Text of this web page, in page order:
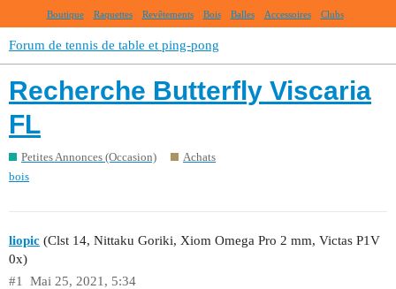
Boutique Raquettes Revêtements Bois Balles Accessoires Clubs
Forum de tennis de table et ping-pong
Recherche Butterfly Viscaria
FL
Petites Annonces (Occasion)
Achats
bois
liopic (Clst 14, Nittaku Goriki, Xiom Omega Pro 2 mm, Victas P1V
0x)
Mai 25, 2021, 5:34
#1